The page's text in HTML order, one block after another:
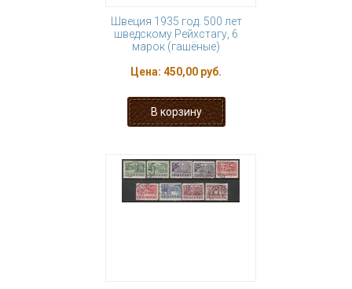
Швеция 1935 год. 500 лет
шведскому Рейхстагу, 6
марок (гашёные)
Цена: 450,00 руб.